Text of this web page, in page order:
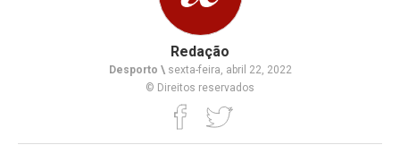
Redação
Desporto \sexta-feira, abril 22, 2022
© Direitos reservados